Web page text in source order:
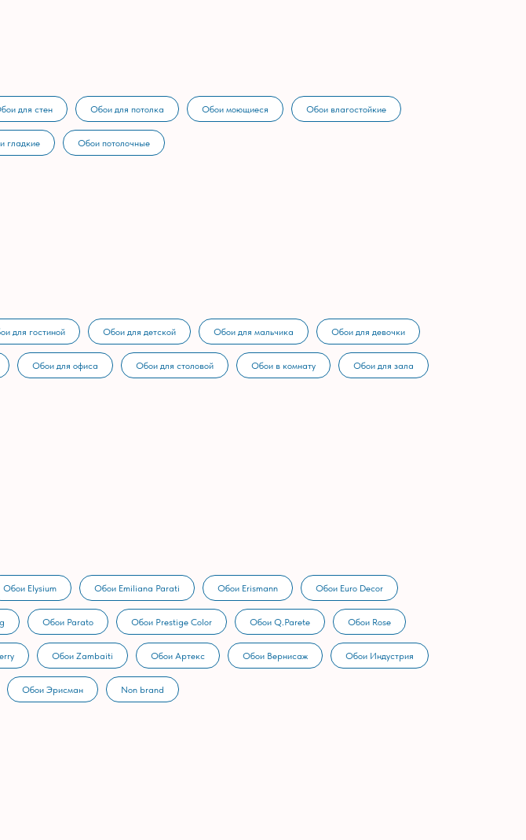
для стен Обои для потолка Обои моющиеся Обои влагостойкие
гладкие Обои потолочные
для гостиной Обои для детской Обои для мальчика Обои для девочки
Обои для офиса Обои для столовой Обои в комнату Обои для зала
Обои Elysium Обои Emiliana Parati Обои Erismann Обои Euro Decor
Обои Parato Обои Prestige Color Обои Q.Parete Обои Rose
Обои Zambaiti Обои Артекс Обои Вернисаж Обои Индустрия
Обои Эрисман Non brand